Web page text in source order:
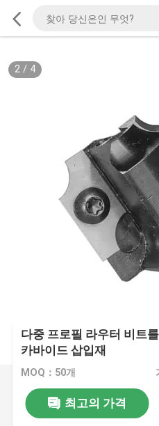
2/ 4
다중 프로필 라우터 비트
카바이드 삽입재
MOQ：50개
최고의 가격